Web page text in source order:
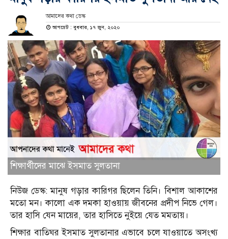
আমাদের কথা ডেস্ক
আপডেট : বুধবার, ১৭ জুন, ২০২০
শিক্ষার্থীদের মাঝে ইসমাত সুলতানা
নিউজ ডেস্ক: মানুষ গড়ার কারিগর ছিলেন তিনি। বিশাল আকাশের
মতো মন। কালো এক দমকা হাওয়ায় জীবনের প্রদীপ নিভে গেল।
তার হাসি যেন মায়ের, তার হাসিতে নুইয়ে যেত মমতায়।
শিক্ষার বাতিঘর ইসমাত সুলতানার এভাবে চলে যাওয়াতে অসংখ্য